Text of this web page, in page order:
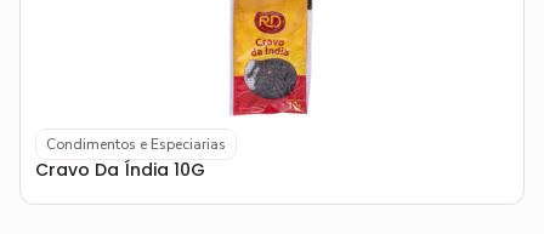
Condimentos e Especiarias
Cravo Da Índia 10G